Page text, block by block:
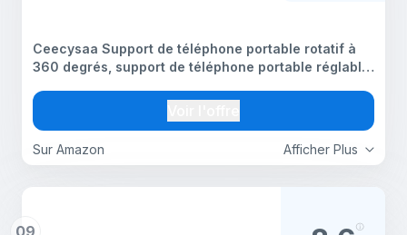
Afficher Plus
Sur Amazon
Ceecysaa Support de téléphone portable rotatif à
360 degrés, support de téléphone portable réglable
pour bureau, accessoires, base en métal
09